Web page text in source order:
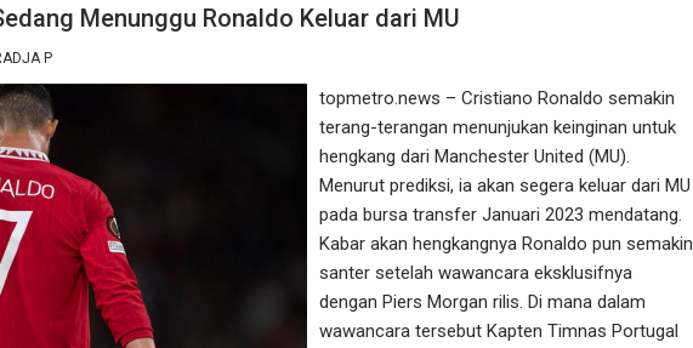
Menunggu Ronaldo Keluar dari MU
P
topmetro.news – Cristiano Ronaldo semakin
terang-terangan menunjukan keinginan untuk
hengkang dari Manchester United (MU).
Menurut prediksi, ia akan segera keluar dari MU
pada bursa transfer Januari 2023 mendatang.
Kabar akan hengkangnya Ronaldo pun semakin
santer setelah wawancara eksklusifnya
dengan Piers Morgan rilis. Di mana dalam
wawancara tersebut Kapten Timnas Portugal